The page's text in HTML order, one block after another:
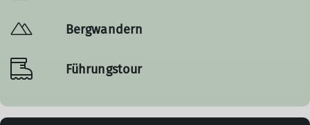
Bergwandern
Führungstour